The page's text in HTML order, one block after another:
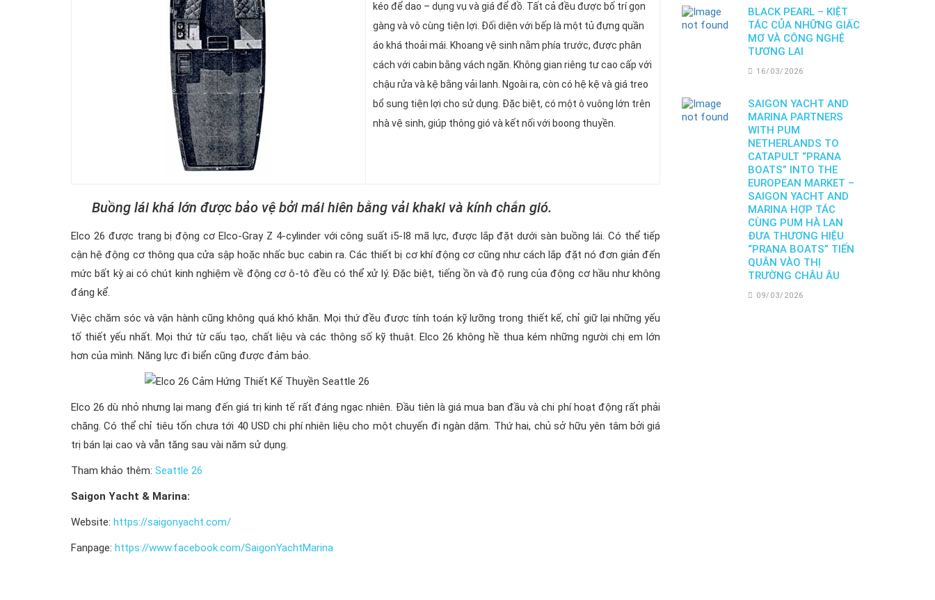
kéo để dao – dụng vụ và giá để đồ. Tất cả đều được bố trí gọn
gàng và vô cùng tiện lợi. Đối diện với bếp là một tủ đựng quần
áo khá thoải mái. Khoang vệ sinh nằm phía trước, được phân
cách với cabin bằng vách ngăn. Không gian riêng tư cao cấp với
chậu rửa và kệ bằng vải lanh. Ngoài ra, còn có hệ kệ và giá treo
bổ sung tiện lợi cho sử dụng. Đặc biệt, có một ô vuông lớn trên
nhà vệ sinh, giúp thông gió và kết nối với boong thuyền.
Buồng lái khá lớn được bảo vệ bởi mái hiên bằng vải khaki và kính chắn gió.
Elco 26 được trang bị động cơ Elco-Gray Z 4-cylinder với công suất i5-I8 mã lực, được lắp đặt dưới sàn buồng lái. Có thể tiếp
cận hệ động cơ thông qua cửa sập hoặc nhấc bục cabin ra. Các thiết bị cơ khí động cơ cũng như cách lắp đặt nó đơn giản đến
mức bất kỳ ai có chút kinh nghiệm về động cơ ô-tô đều có thể xử lý. Đặc biệt, tiếng ồn và độ rung của động cơ hầu như không
đáng kể.
Việc chăm sóc và vận hành cũng không quá khó khăn. Mọi thứ đều được tính toán kỹ lưỡng trong thiết kế, chỉ giữ lại những yếu
tố thiết yếu nhất. Mọi thứ từ cấu tạo, chất liệu và các thông số kỹ thuật. Elco 26 không hề thua kém những người chị em lớn
hơn của mình. Năng lực đi biển cũng được đảm bảo.
Elco 26 dù nhỏ nhưng lại mang đến giá trị kinh tế rất đáng ngạc nhiên. Đầu tiên là giá mua ban đầu và chi phí hoạt động rất phải
chăng. Có thể chỉ tiêu tốn chưa tới 40 USD chi phí nhiên liệu cho một chuyến đi ngàn dặm. Thứ hai, chủ sở hữu yên tâm bởi giá
trị bán lại cao và vẫn tăng sau vài năm sử dụng.
Tham khảo thêm: Seattle 26
Saigon Yacht & Marina:
Website: https://saigonyacht.com/
Fanpage: https://www.facebook.com/SaigonYachtMarina
BLACK PEARL – KIỆT
TÁC CỦA NHỮNG GIẤC
MƠ VÀ CÔNG NGHỆ
TƯƠNG LAI
16/03/2026
SAIGON YACHT AND
MARINA PARTNERS
WITH PUM
NETHERLANDS TO
CATAPULT “PRANA
BOATS” INTO THE
EUROPEAN MARKET –
SAIGON YACHT AND
MARINA HỢP TÁC
CÙNG PUM HÀ LAN
ĐƯA THƯƠNG HIỆU
“PRANA BOATS” TIẾN
QUÂN VÀO THỊ
TRƯỜNG CHÂU ÂU
09/03/2026